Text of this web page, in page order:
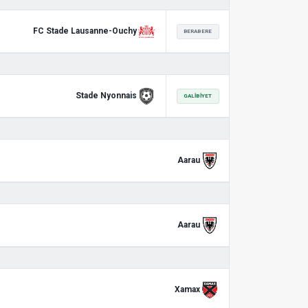
FC Stade Lausanne-Ouchy BERABERE
Stade Nyonnais GALIBIYET
Aarau
Aarau
Xamax